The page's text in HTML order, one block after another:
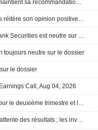
KIMBERLY-CLARK CORPORATION : TD Cowen maintient sa recommandation à l'achat
KIMBERLY-CLARK CORPORATION : BNP Paribas réitère son opinion positive sur le titre
KIMBERLY-CLARK CORPORATION : Deutsche Bank Securities est neutre sur le titre
toujours neutre sur le dossier
le dossier
Call, Aug 04, 2026
Kimberly-Clark Corporation publie ses résultats pour le deuxième trimestre et le premier semestre clos le 30 juin 2026
Les marchés progressent avant l'ouverture dans l'attente des résultats ; les investisseurs pèsent les incertitudes sur un potentiel accord entre les États-Unis et l'Iran